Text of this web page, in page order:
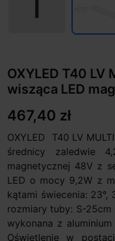
OXYLED T40 LV
wisząca LED
467,40 zł
OXYLED T40 LV
średnicy zaledwie
magnetycznej 48V z
LED o mocy 9,2W z
kątami świecenia: 23°,
rozmiary tuby: S-25cm
wykonana z
Oświetlenie w